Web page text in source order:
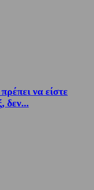
να είστε
δεν...